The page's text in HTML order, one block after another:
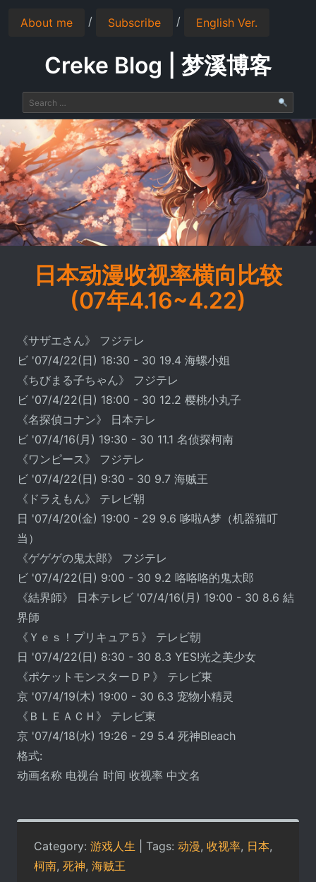
About me / Subscribe / English Ver.
Creke Blog | 梦溪博客
日本动漫收视率横向比较
(07年4.16~4.22)
《サザエさん》 フジテレ
ビ '07/4/22(日) 18:30 - 30 19.4 海螺小姐
《ちびまる子ちゃん》 フジテレ
ビ '07/4/22(日) 18:00 - 30 12.2 樱桃小丸子
《名探偵コナン》 日本テレ
ビ '07/4/16(月) 19:30 - 30 11.1 名侦探柯南
《ワンピース》 フジテレ
ビ '07/4/22(日) 9:30 - 30 9.7 海贼王
《ドラえもん》 テレビ朝
日 '07/4/20(金) 19:00 - 29 9.6 哆啦A梦（机器猫叮
当）
《ゲゲゲの鬼太郎》 フジテレ
ビ '07/4/22(日) 9:00 - 30 9.2 咯咯咯的鬼太郎
《結界師》 日本テレビ '07/4/16(月) 19:00 - 30 8.6 結
界師
《Ｙｅｓ！プリキュア５》 テレビ朝
日 '07/4/22(日) 8:30 - 30 8.3 YES!光之美少女
《ポケットモンスターＤＰ》 テレビ東
京 '07/4/19(木) 19:00 - 30 6.3 宠物小精灵
《ＢＬＥＡＣＨ》 テレビ東
京 '07/4/18(水) 19:26 - 29 5.4 死神Bleach
格式:
动画名称 电视台 时间 收视率 中文名
Category: 游戏人生 | Tags: 动漫, 收视率, 日本,
柯南, 死神, 海贼王